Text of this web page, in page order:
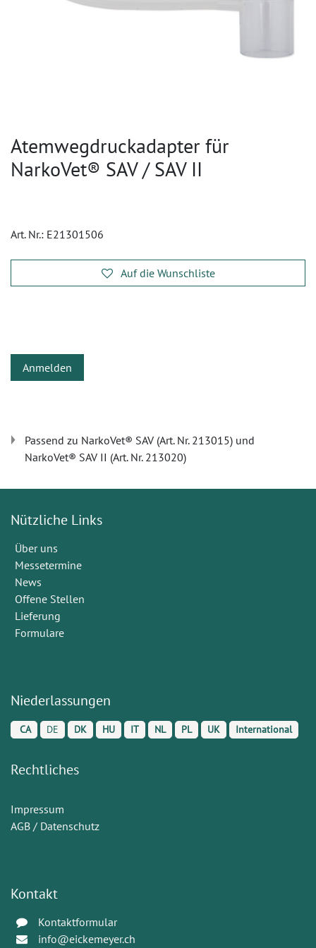
Atemwegdruckadapter für
NarkoVet® SAV / SAV II
Art. Nr.: E21301506
Auf die Wunschliste
Anmelden
Passend zu NarkoVet® SAV (Art. Nr. 213015) und
NarkoVet® SAV II (Art. Nr. 213020)
Nützliche Links
Über uns
Messetermine
News
Offene Stellen
Lieferung
Formulare
Niederlassungen
CA DE DK HU IT NL PL UK International
Rechtliches
Impressum
AGB / Datenschutz
Kontakt
Kontaktformular
info@eickemeyer.ch